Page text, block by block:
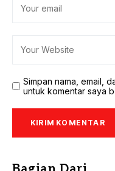
Simpan nama, email,
untuk komentar saya